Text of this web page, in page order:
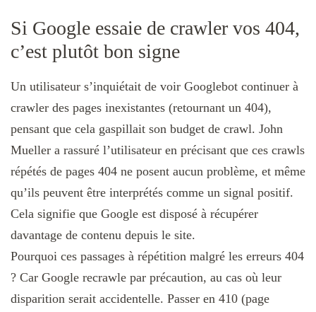
Si Google essaie de crawler vos 404,
c’est plutôt bon signe
Un utilisateur s’inquiétait de voir Googlebot continuer à
crawler des pages inexistantes (retournant un 404),
pensant que cela gaspillait son budget de crawl. John
Mueller a rassuré l’utilisateur en précisant que ces crawls
répétés de pages 404 ne posent aucun problème, et même
qu’ils peuvent être interprétés comme un signal positif.
Cela signifie que Google est disposé à récupérer
davantage de contenu depuis le site.
Pourquoi ces passages à répétition malgré les erreurs 404
? Car Google recrawle par précaution, au cas où leur
disparition serait accidentelle. Passer en 410 (page